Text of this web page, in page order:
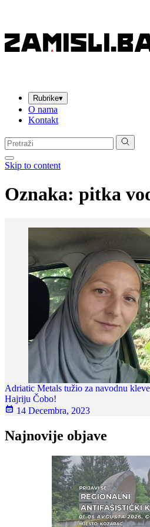
Rubrike▾
O nama
Kontakt
Pretraga:
Skip to content
Oznaka: pitka
Adriatic Metals tužio za navodnu
Hajriju Čobo!
14 Decembra, 2023
Najnovije objave